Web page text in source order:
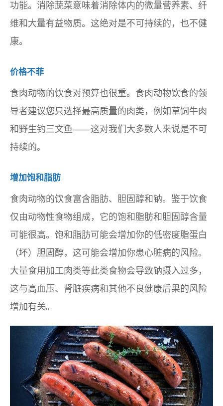
功能。消除蔬菜意味着消除体内的微量营养素、纤
维和大量有益物质。这绝对是不可持续的，也不健
康。
价格不菲
食肉动物的饮食对预算也很重。食肉动物饮食的领
导者建议您只选择最高质量的肉类，例如草饲牛肉
和野生钓三文鱼——这对我们大多数人来说是不可
持续的。
增加饱和脂肪
食肉动物的饮食富含脂肪、胆固醇和钠。鉴于饮食
仅由动物性食物组成，它的饱和脂肪和胆固醇含量
可能很高。饱和脂肪可能会增加你的低密度脂蛋白
（坏）胆固醇，这可能会增加你患心脏病的风险。
大量食用加工肉类等此类食物会导致钠摄入过多，
这与高血压、肾脏疾病和其他不良健康后果的风险
增加有关。